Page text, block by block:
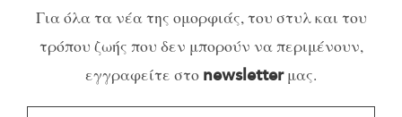
Για όλα τα νέα της ομορφιάς, του στυλ και του
τρόπου ζωής που δεν μπορούν να περιμένουν,
εγγραφείτε στο newsletterμας.